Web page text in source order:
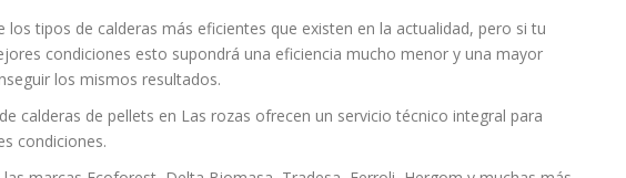
los tipos de calderas más eficientes que existen en la actualidad, pero si tu
condiciones esto supondrá una eficiencia mucho menor y una mayor
los mismos resultados.
calderas de pellets en Las rozas ofrecen un servicio técnico integral para
condiciones.